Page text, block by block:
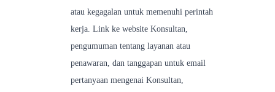
atau kegagalan untuk memenuhi perintah
kerja. Link ke website Konsultan,
pengumuman tentang layanan atau
penawaran, dan tanggapan untuk email
pertanyaan mengenai Konsultan,